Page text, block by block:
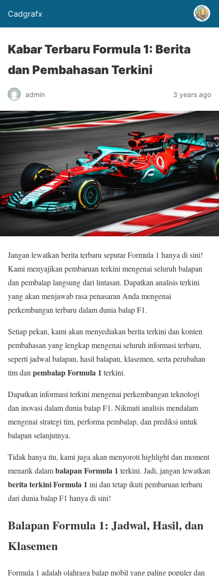
Cadgrafx
Kabar Terbaru Formula 1: Berita
dan Pembahasan Terkini
admin 3 years ago
Jangan lewatkan berita terbaru seputar Formula 1 hanya di sini!
Kami menyajikan pembaruan terkini mengenai seluruh balapan
dan pembalap langsung dari lintasan. Dapatkan analisis terkini
yang akan menjawab rasa penasaran Anda mengenai
perkembangan terbaru dalam dunia balap F1.
Setiap pekan, kami akan menyediakan berita terkini dan konten
pembahasan yang lengkap mengenai seluruh informasi terbaru,
seperti jadwal balapan, hasil balapan, klasemen, serta perubahan
tim dan pembalap Formula 1 terkini.
Dapatkan informasi terkini mengenai perkembangan teknologi
dan inovasi dalam dunia balap F1. Nikmati analisis mendalam
mengenai strategi tim, performa pembalap, dan prediksi untuk
balapan selanjutnya.
Tidak hanya itu, kami juga akan menyoroti highlight dan moment
menarik dalambalapan Formula 1 terkini. Jadi, jangan lewatkan
berita terkini Formula 1 ini dan tetap ikuti pembaruan terbaru
dari dunia balap F1 hanya di sini!
Balapan Formula 1: Jadwal, Hasil, dan
Klasemen
Formula 1 adalah olahraga balap mobil yang paling populer dan